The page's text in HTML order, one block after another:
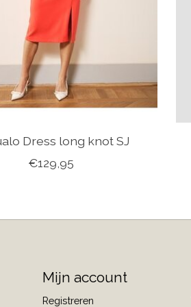
Dress long knot SJ
€129,95
Mijn account
Registreren